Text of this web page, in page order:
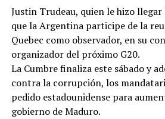
Justin Trudeau, quien le hizo
que la Argentina participe de la
Quebec como observador, en su
organizador del próximo G20.
La Cumbre finaliza este sábado y
contra la corrupción, los
pedido estadounidense para
gobierno de Maduro.